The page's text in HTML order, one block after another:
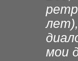
лет),
мои